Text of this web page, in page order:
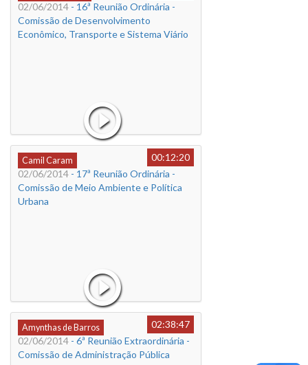
02/06/2014 - 16ª Reunião Ordinária -
Comissão de Desenvolvimento
Econômico, Transporte e Sistema Viário
Camil Caram
00:12:20
02/06/2014 - 17ª Reunião Ordinária -
Comissão de Meio Ambiente e Política
Urbana
Amynthas de Barros
02:38:47
02/06/2014 - 6ª Reunião Extraordinária -
Comissão de Administração Pública